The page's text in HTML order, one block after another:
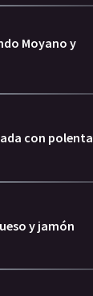
Moyano y
con polenta
y jamón